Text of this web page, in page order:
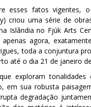
esses fatos vigentes,
criou uma série de
Islândia no Fjúk Arts
agora,
toda a conjuntura
até o dia 21 de janeiro
exploram
em sua robusta
degradação